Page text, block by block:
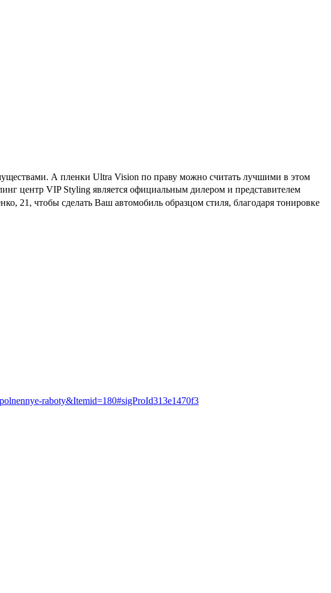
А пленки Ultra Vision по праву можно считать лучшими в этом
центр VIP Styling является официальным дилером и представителем
21, чтобы сделать Ваш автомобиль образцом стиля, благодаря тонировке
raboty&Itemid=180#sigProId313e1470f3